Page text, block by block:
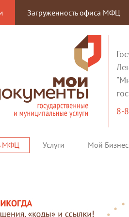
Загруженность офиса МФЦ
8-
МФЦ Услуги Мой Бизнес